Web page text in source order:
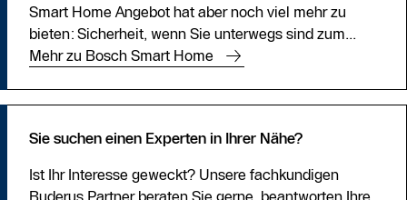
Smart Home Angebot hat aber noch viel mehr zu
bieten: Sicherheit, wenn Sie unterwegs sind zum...
Mehr zu Bosch Smart Home
Sie suchen einen Experten in Ihrer Nähe?
Ist Ihr Interesse geweckt? Unsere fachkundigen
Buderus Partner beraten Sie gerne, beantworten Ihre